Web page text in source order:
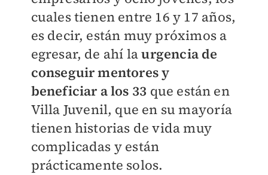
cuales tienen entre 16 y 17 años,
es decir, están muy próximos a
egresar, de ahí laurgencia de
conseguir mentores y
beneficiar a los 33 que están en
Villa Juvenil, que en su mayoría
tienen historias de vida muy
complicadas y están
prácticamente solos.